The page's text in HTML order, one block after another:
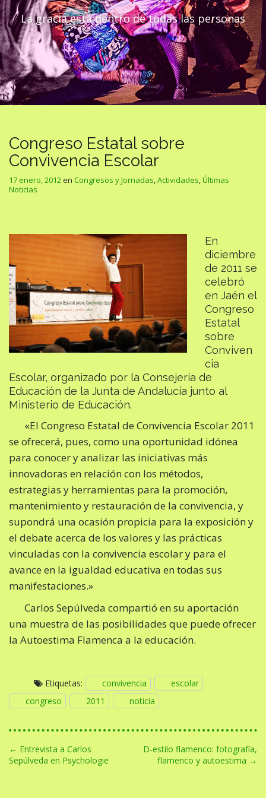
La gracia está dentro de todas las personas
Congreso Estatal sobre
Convivencia Escolar
17 enero, 2012en Congresos y Jornadas,Actividades,Últimas
Noticias
En
diciembre
de 2011 se
celebró
en Jaén el
Congreso
Estatal
sobre
Conviven
cia
Escolar, organizado por la Consejería de
Educación de la Junta de Andalucía junto al
Ministerio de Educación.
«El Congreso Estatal de Convivencia Escolar 2011
se ofrecerá, pues, como una oportunidad idónea
para conocer y analizar las iniciativas más
innovadoras en relación con los métodos,
estrategias y herramientas para la promoción,
mantenimiento y restauración de la convivencia, y
supondrá una ocasión propicia para la exposición y
el debate acerca de los valores y las prácticas
vinculadas con la convivencia escolar y para el
avance en la igualdad educativa en todas sus
manifestaciones.»
Carlos Sepúlveda compartió en su aportación
una muestra de las posibilidades que puede ofrecer
la Autoestima Flamenca a la educación.
Etiquetas: convivencia
escolar
congreso
2011 noticia
N
a
← Entrevista a Carlos
Sepúlveda en Psychologie
D-estilo flamenco: fotografía,
flamenco y autoestima →